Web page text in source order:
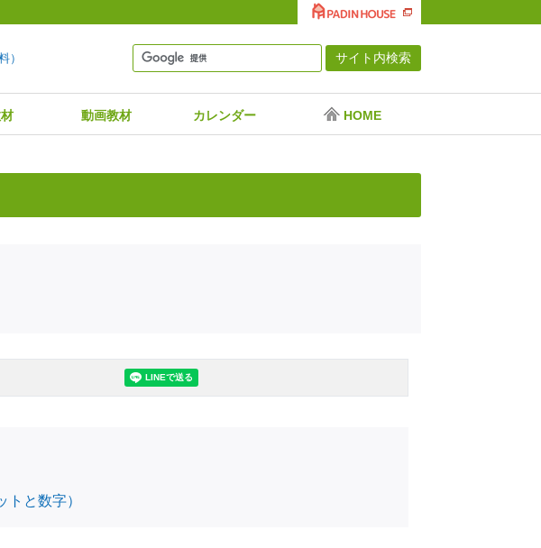
）
動画教材 カレンダー HOME
と数字）